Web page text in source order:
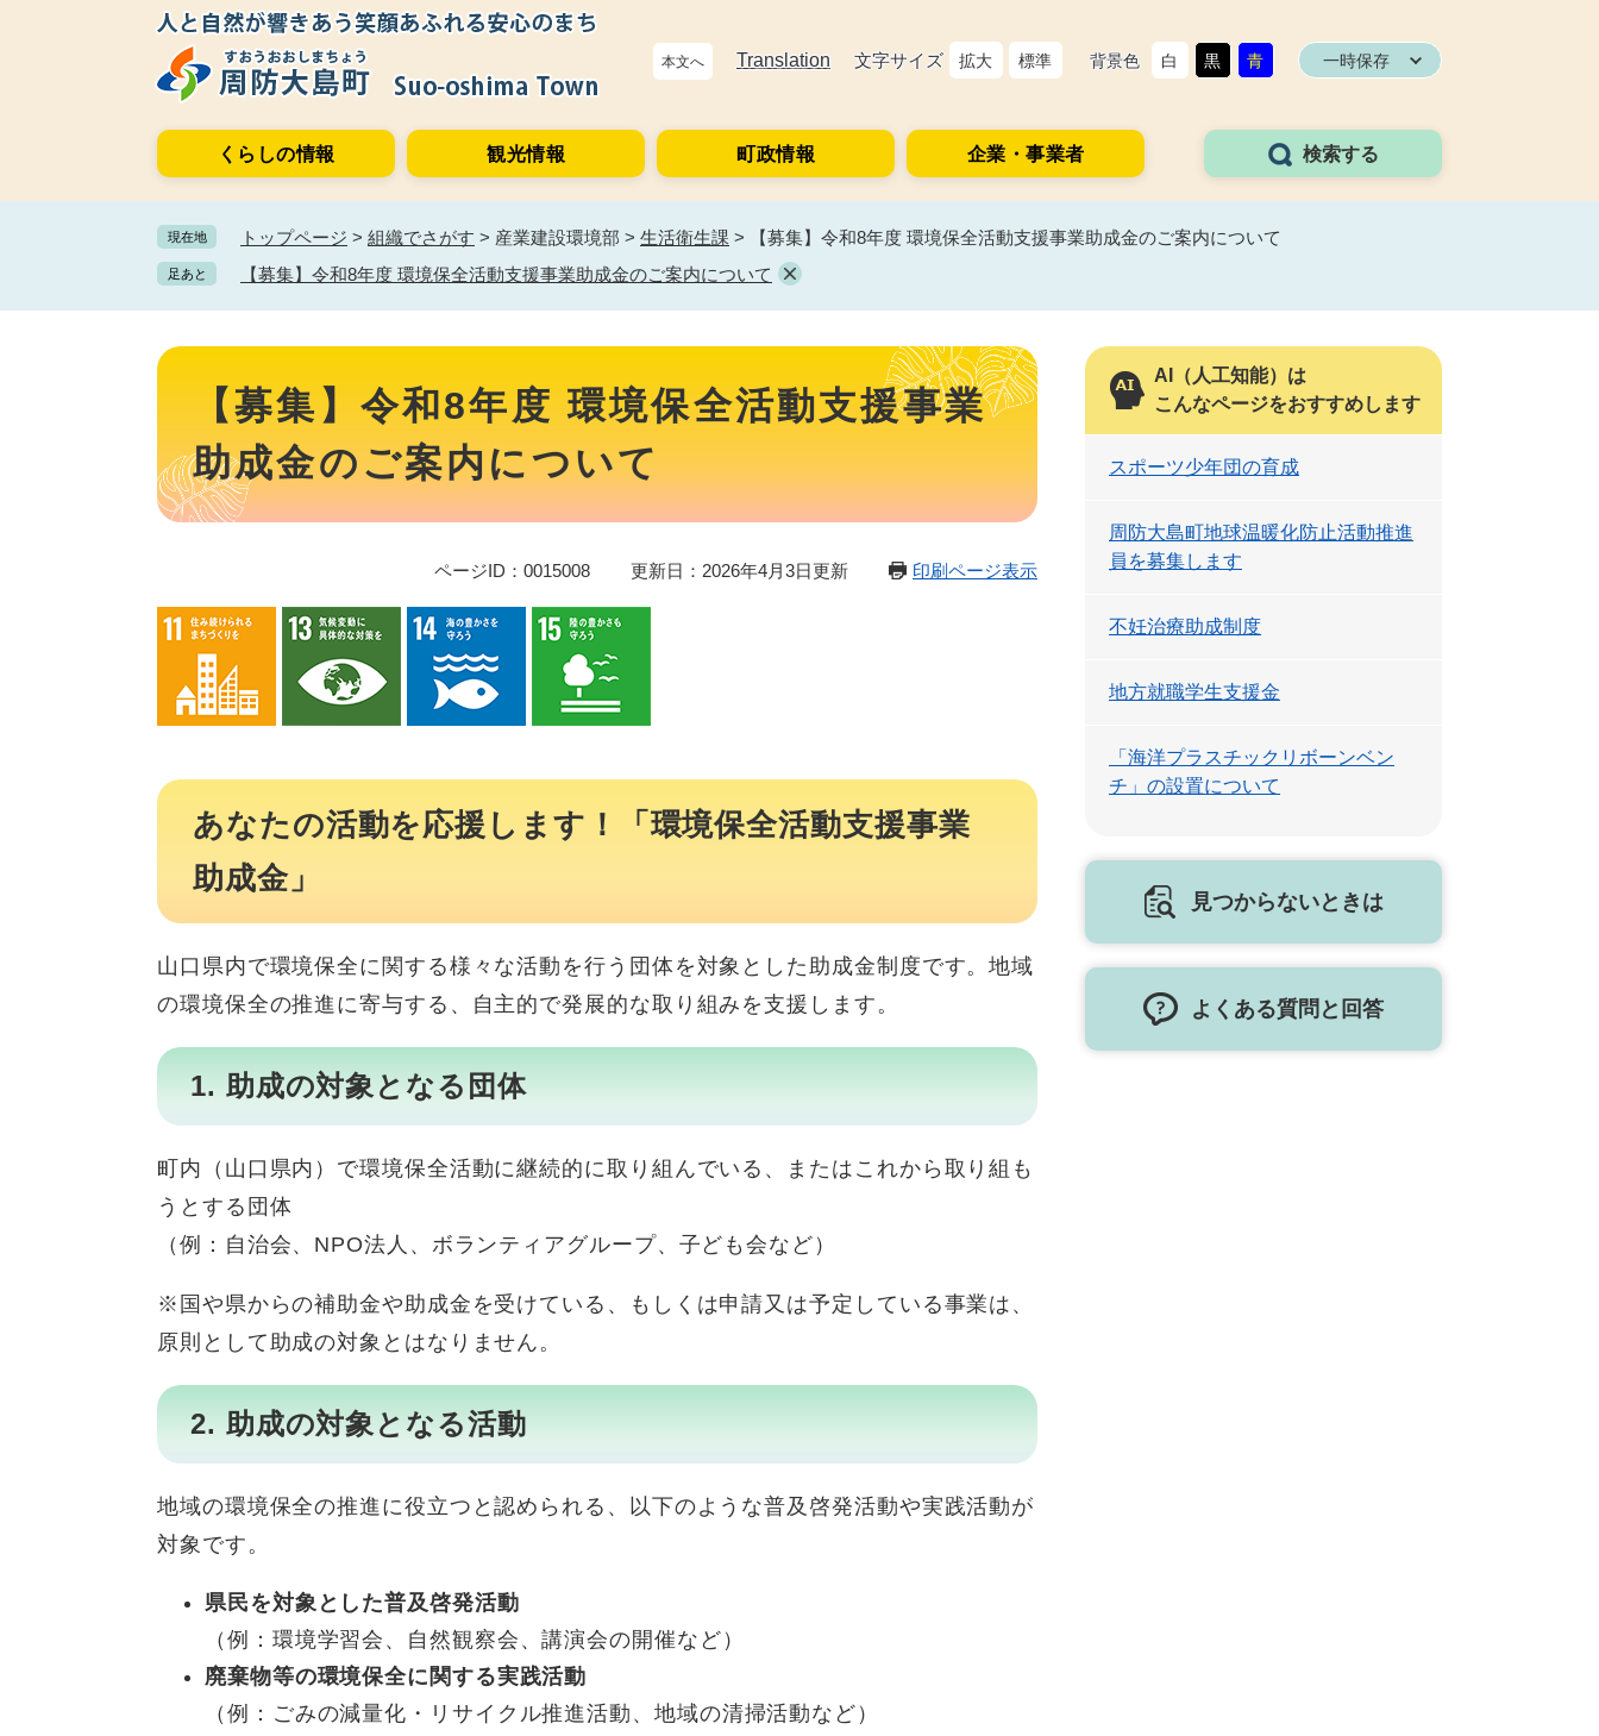
本文へ Translation 文字サイズ 拡大 標準 背景色 白 黒 青 一時保存
くらしの情報 観光情報 町政情報 企業・事業者 検索する
現在地 トップページ > 組織でさがす > 産業建設環境部 > 生活衛生課 > 【募集】令和8年度 環境保全活動支援事業助成金のご案内について
足あと 【募集】令和8年度 環境保全活動支援事業助成金のご案内について
本
【募集】令和8年度 環境保全活動支援事業
助成金のご案内について
ページID：0015008 更新日：2026年4月3日更新 印刷ページ表示
あなたの活動を応援します！「環境保全活動支援事業
助成金」
山口県内で環境保全に関する様々な活動を行う団体を対象とした助成金制度です。地域
の環境保全の推進に寄与する、自主的で発展的な取り組みを支援します。
1. 助成の対象となる団体
町内（山口県内）で環境保全活動に継続的に取り組んでいる、またはこれから取り組も
うとする団体
（例：自治会、NPO法人、ボランティアグループ、子ども会など）
※国や県からの補助金や助成金を受けている、もしくは申請又は予定している事業は、
原則として助成の対象とはなりません。
2. 助成の対象となる活動
地域の環境保全の推進に役立つと認められる、以下のような普及啓発活動や実践活動が
対象です。
県民を対象とした普及啓発活動
（例：環境学習会、自然観察会、講演会の開催など）
廃棄物等の環境保全に関する実践活動
（例：ごみの減量化・リサイクル推進活動、地域の清掃活動など）
AI（人工知能）は
こんなページをおすすめします
スポーツ少年団の育成
周防大島町地球温暖化防止活動推進
員を募集します
不妊治療助成制度
地方就職学生支援金
「海洋プラスチックリボーンベン
チ」の設置について
見つからないときは
よくある質問と回答